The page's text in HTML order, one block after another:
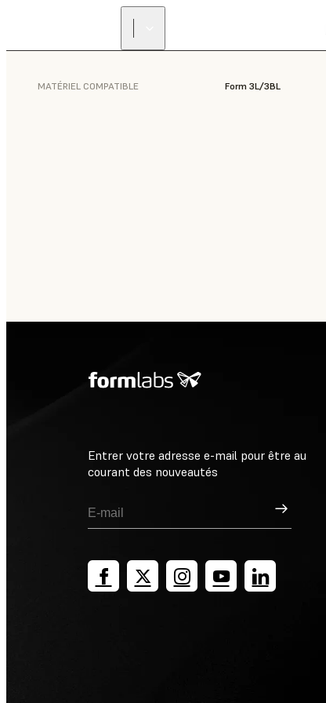
MATÉRIEL COMPATIBLE Form 3L/3BL
Entrer votre adresse e-mail pour être au
courant des nouveautés
Inscription